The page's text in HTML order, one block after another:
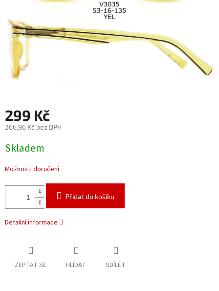
299 Kč
266,96 Kč bez DPH
cena:
Skladem
Možnosti doručení
Přidat do košíku
Detailní informace
ZEPTAT SE HLÍDAT SDÍLET